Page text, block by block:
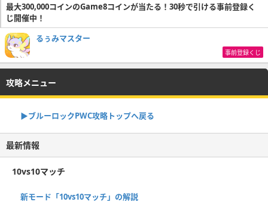
最大300,000コインのGame8コインが当たる！30秒で引ける事前登録く
じ開催中！
るぅみマスター
事前登録くじ
攻略メニュー
▶︎ブルーロックPWC攻略トップへ戻る
最新情報
10vs10マッチ
新モード「10vs10マッチ」の解説